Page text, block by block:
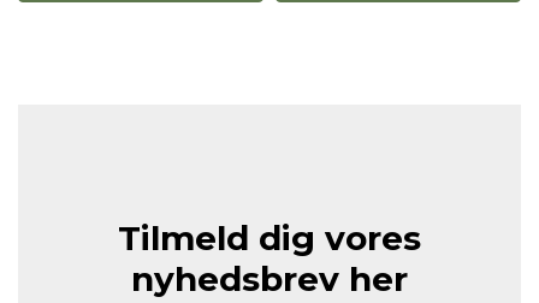
Tilmeld dig vores
nyhedsbrev her